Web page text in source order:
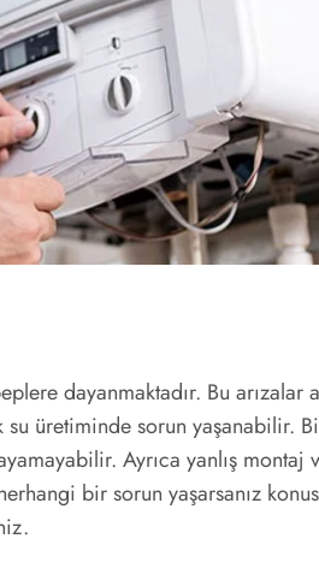
dayanmaktadır. Bu
su üretiminde sorun yaşanabilir.
Ayrıca yanlış
bir sorun yaşarsanız